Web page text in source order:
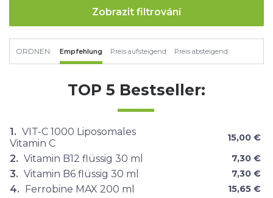
Zobrazit filtrování
ORDNEN: Empfehlung Preis aufsteigend Preis absteigend
TOP 5 Bestseller:
1. VIT-C 1000 Liposomales
Vitamin C
15,00 €
2. Vitamin B12 flüssig 30 ml 7,30 €
3. Vitamin B6 flüssig 30 ml 7,30 €
4. Ferrobine MAX 200 ml 15,65 €